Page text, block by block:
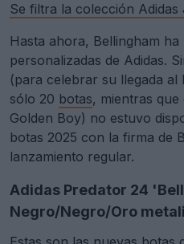
Se filtra la colección
Hasta ahora, Bellingham
personalizadas de Adidas.
(para celebrar su llegada al
sólo 20 botas, mientras
Golden Boy) no estuvo
botas 2025 con la firma de
lanzamiento regular.
Adidas Predator 24
Negro/Negro/Oro